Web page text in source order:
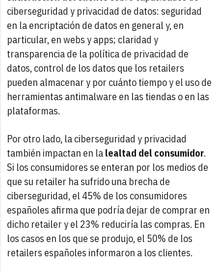
ciberseguridad y privacidad de datos: seguridad
en la encriptación de datos en general y, en
particular, en webs y apps; claridad y
transparencia de la política de privacidad de
datos, control de los datos que los retailers
pueden almacenar y por cuánto tiempo y el uso de
herramientas antimalware en las tiendas o en las
plataformas.
Por otro lado, la ciberseguridad y privacidad
también impactan en lalealtad del consumidor.
Si los consumidores se enteran por los medios de
que su retailer ha sufrido una brecha de
ciberseguridad, el 45% de los consumidores
españoles afirma que podría dejar de comprar en
dicho retailer y el 23% reduciría las compras. En
los casos en los que se produjo, el 50% de los
retailers españoles informaron a los clientes.